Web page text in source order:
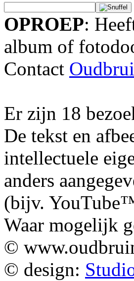
OPROEP:
album of
Contact
Er zijn 18
De tekst en
intellectuele
anders
(bijv.
Waar mogelijk
©
© design: